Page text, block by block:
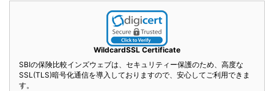
WildcardSSL Certificate
SBIの保険比較インズウェブは、セキュリティー保護のため、高度な
SSL(TLS)暗号化通信を導入しておりますので、安心してご利用できま
す。